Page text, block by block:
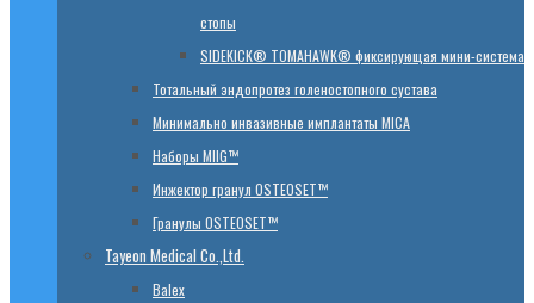
стопы
SIDEKICK® TOMAHAWK® фиксирующая мини-система
Тотальный эндопротез голеностопного сустава
Минимально инвазивные имплантаты MICA
Наборы MIIG™
Инжектор гранул OSTEOSET™
Гранулы OSTEOSET™
Tayeon Medical Co.,Ltd.
Balex